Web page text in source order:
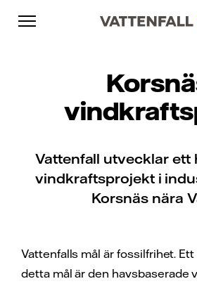
Skip to content
Päänavigaatioon
Siirry alatunnisteeseen
Vattenfall utvecklar ett
vindkraftsprojekt i
Korsnäs nära
Vattenfalls mål är fossilfrihet.
detta mål är den havsbaserade
Päänavigaatioon